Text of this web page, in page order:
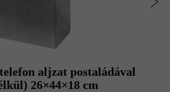
aljzat postaládával
26×44×18 cm